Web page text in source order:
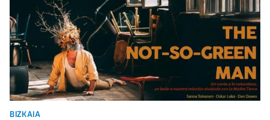
BIZKAIA